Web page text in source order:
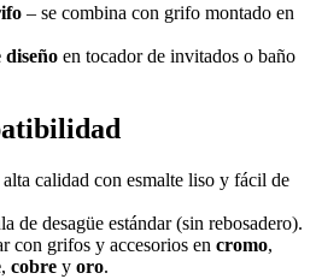
– se combina con grifo montado en
diseño en tocador de invitados o baño
calidad con esmalte liso y fácil de
de desagüe estándar (sin rebosadero).
con grifos y accesorios en cromo,
, cobre y oro.